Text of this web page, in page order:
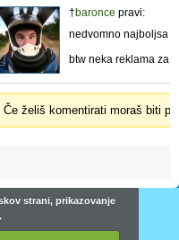
Girl †baronce pravi:
nedvomno najboljsa
btw neka reklama za
Če želiš komentirati moraš biti
strani, prikazovanje